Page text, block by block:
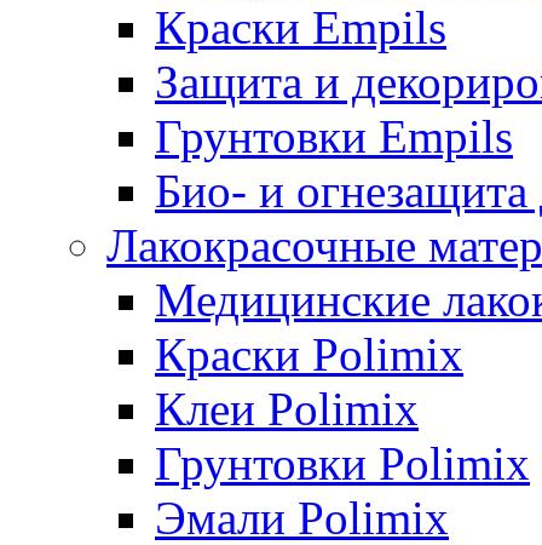
Краски Empils
Защита и
Грунтовки Empils
Био- и
Лакокрасочные
Медицинские
Краски Polimix
Клеи Polimix
Грунтовки Polimix
Эмали Polimix